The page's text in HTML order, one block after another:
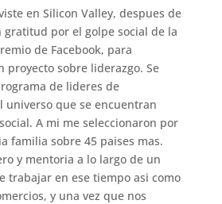
en Silicon Valley, despues de
por el golpe social de la
de Facebook, para
proyecto sobre liderazgo. Se
de lideres de
universo que se encuentran
A mi me seleccionaron por
familia sobre 45 paises mas.
y mentoria a lo largo de un
trabajar en ese tiempo asi­ como
y una vez que nos